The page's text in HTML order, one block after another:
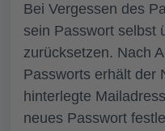
Bei Vergessen des
sein Passwort selbst
zurücksetzen. Nach
Passworts erhält der
hinterlegte
neues Passwort